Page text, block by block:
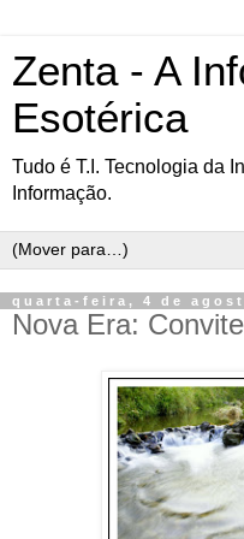
Zenta - A
Esotérica
Tudo é T.I. Tecnologia da
Informação.
quarta-feira, 4 de
Nova Era: